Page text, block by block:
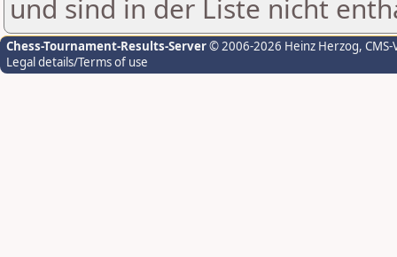
und sind in der Liste nicht
Chess-Tournament-Results-Server© 2006-2026 Heinz Herzog,
Legal details/Terms of use